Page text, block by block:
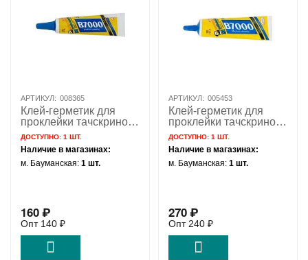
АРТИКУЛ: 008365
Клей-герметик для
проклейки тачскринов
прозрачный Mechanic
B7000 15мл
ДОСТУПНО:1 ШТ.
Наличие в магазинах:
м. Бауманская:1 шт.
160₽
Опт 140 ₽
АРТИКУЛ: 005453
Клей-герметик для
проклейки тачскринов
прозрачный Mechanic
B7000 50мл
ДОСТУПНО:1 ШТ.
Наличие в магазинах:
м. Бауманская:1 шт.
270₽
Опт 240 ₽